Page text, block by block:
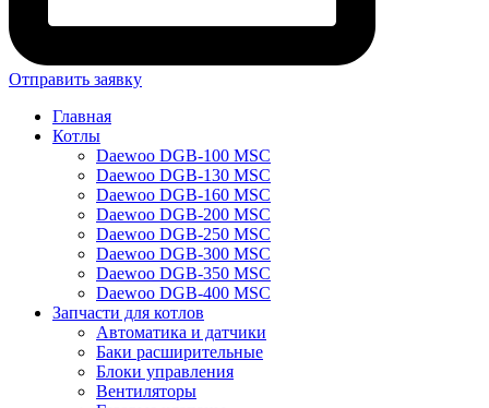
Отправить заявку
Главная
Котлы
Daewoo DGB-100 MSC
Daewoo DGB-130 MSC
Daewoo DGB-160 MSC
Daewoo DGB-200 MSC
Daewoo DGB-250 MSC
Daewoo DGB-300 MSC
Daewoo DGB-350 MSC
Daewoo DGB-400 MSC
Запчасти для котлов
Автоматика и датчики
Баки расширительные
Блоки управления
Вентиляторы